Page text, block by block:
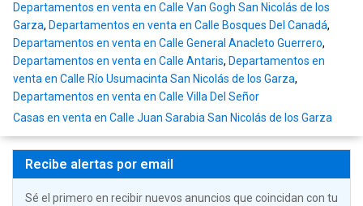
Departamentos en venta en Calle Van Gogh San Nicolás de los
Garza, Departamentos en venta en Calle Bosques Del Canadá,
Departamentos en venta en Calle General Anacleto Guerrero,
Departamentos en venta en Calle Antaris, Departamentos en
venta en Calle Río Usumacinta San Nicolás de los Garza,
Departamentos en venta en Calle Villa Del Señor
Casas en venta en Calle Juan Sarabia San Nicolás de los Garza
Recibe alertas por email
Sé el primero en recibir nuevos anuncios que coincidan con tu